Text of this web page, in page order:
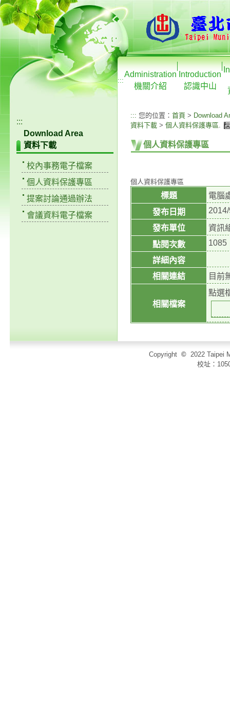
:::
Administration
機關介紹
Introduction
認識中山
:::
Download Area
資料下載
校內事務電子檔案
個人資料保護專區
提案討論通過辦法
會議資料電子檔案
::: 您的位置： 首頁 > Download
資料下載 > 個人資料保護專區.
個人資料保護專區
個人資料保護專區
標題
電腦
發布日期
發布單位
資訊
點閱次數
1085
詳細內容
相關連結
目前
相關檔案
點選
Copyright © 2022 Taipei
校址：